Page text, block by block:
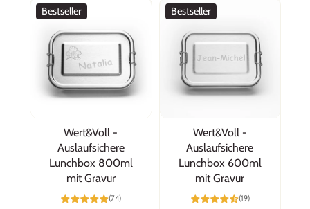
Tolle Box, super Qualität!
Ich bin begeistert von der Box, der Verpackung,
total hochwertig und einfach
sympathisch :-) Blitzschnelle Lieferung, das
ging ja wie mit der Rakete!
Claudia
Bestseller
Wert&Voll -
Auslaufsichere
Lunchbox 800ml
mit Gravur
(74)
Bestseller
Wert&Voll -
Auslaufsichere
Lunchbox 600ml
mit Gravur
(19)